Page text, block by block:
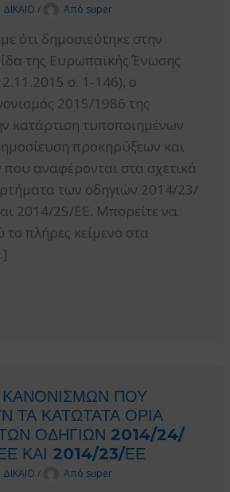
/ Από super
ότι δημοσιεύτηκε στην
της Ευρωπαϊκής Ένωσης
σ. 1-146), ο
2015/1986 της
κατάρτιση τυποποιημένων
προκηρύξεων και
αναφέρονται στα σχετικά
των οδηγιών 2014/23/
2014/25/ΕΕ. Μπορείτε να
το πλήρες κείμενο στα
ΠΟΥ
ΤΑ ΚΑΤΩΤΑΤΑ ΟΡΙΑ
ΟΔΗΓΙΩΝ 2014/24/
ΚΑΙ 2014/23/ΕΕ
/ Από super